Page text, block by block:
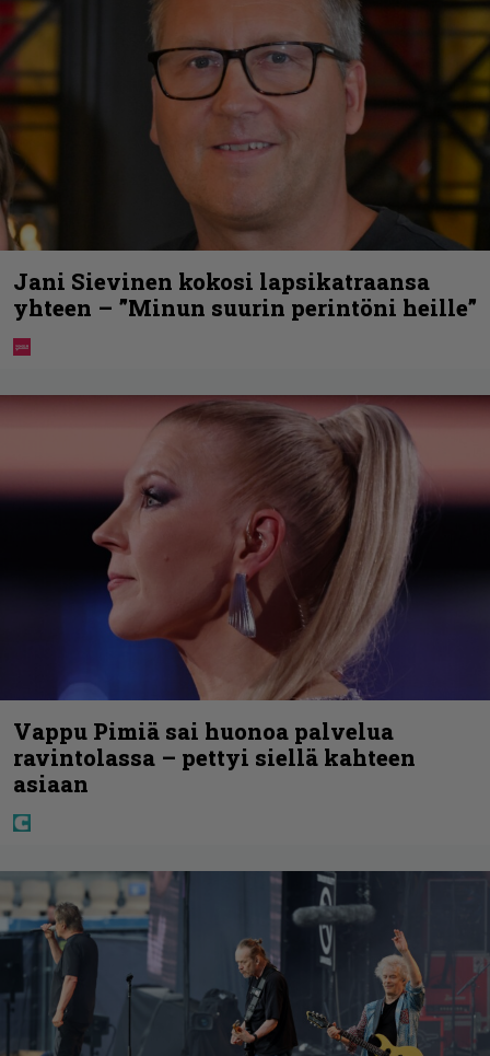
Jani Sievinen kokosi lapsikatraansa
yhteen – ”Minun suurin perintöni heille”
Vappu Pimiä sai huonoa palvelua
ravintolassa – pettyi siellä kahteen
asiaan